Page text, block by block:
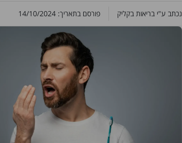
נכתב ע"י בריאות בקליק פורסם בתאריך: 14/10/2024